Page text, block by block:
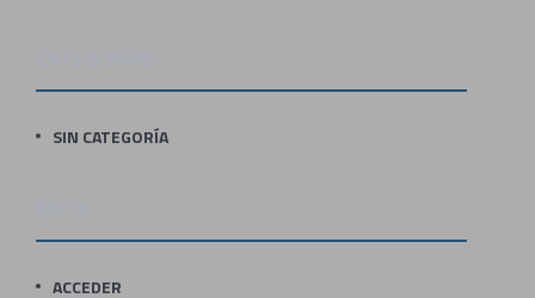
SIN CATEGORÍA
ACCEDER